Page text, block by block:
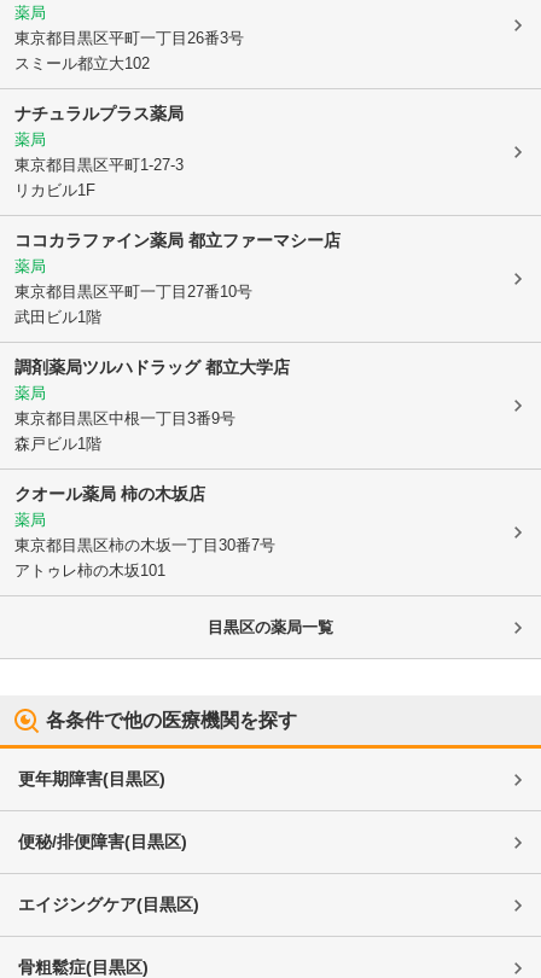
薬局
東京都目黒区平町一丁目26番3号
スミール都立大102
ナチュラルプラス薬局
薬局
東京都目黒区平町1-27-3
リカビル1F
ココカラファイン薬局 都立ファーマシー店
薬局
東京都目黒区平町一丁目27番10号
武田ビル1階
調剤薬局ツルハドラッグ 都立大学店
薬局
東京都目黒区中根一丁目3番9号
森戸ビル1階
クオール薬局 柿の木坂店
薬局
東京都目黒区柿の木坂一丁目30番7号
アトゥレ柿の木坂101
目黒区の薬局一覧
各条件で他の医療機関を探す
更年期障害(目黒区)
便秘/排便障害(目黒区)
エイジングケア(目黒区)
骨粗鬆症(目黒区)